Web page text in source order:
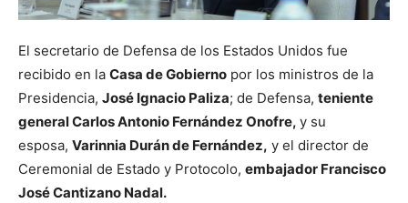
El secretario de Defensa de los Estados Unidos fue
recibido en la Casa de Gobierno por los ministros de la
Presidencia, José Ignacio Paliza; de Defensa, teniente
general Carlos Antonio Fernández Onofre, y su
esposa, Varinnia Durán de Fernández, y el director de
Ceremonial de Estado y Protocolo, embajador Francisco
José Cantizano Nadal.